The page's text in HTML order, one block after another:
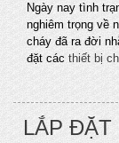
Ngày nay tình
nghiêm trọng về
cháy đã ra đời
đặt các thiết bị
LẮP ĐẶT